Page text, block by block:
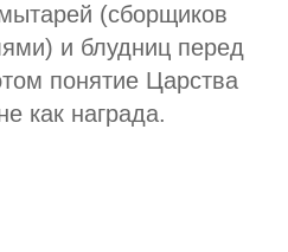
(сборщиков
и блудниц перед
понятие Царства
как награда.